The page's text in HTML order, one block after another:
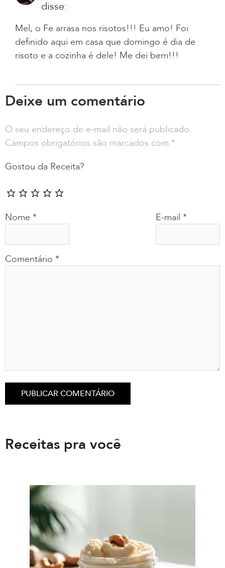
disse:
Mel, o Fe arrasa nos risotos!!! Eu amo! Foi
definido aqui em casa que domingo é dia de
risoto e a cozinha é dele! Me dei bem!!!
Deixe um comentário
O seu endereço de e-mail não será publicado.
Campos obrigatórios são marcados com *
Gostou da Receita?
Comentário *
Nome * E-mail *
Receitas pra você